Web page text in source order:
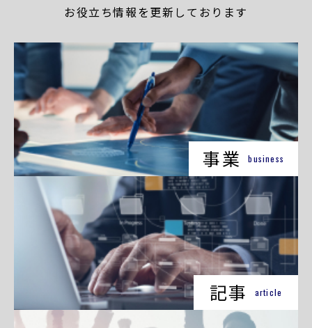
お役立ち情報を更新しております
事業 business
記事 article